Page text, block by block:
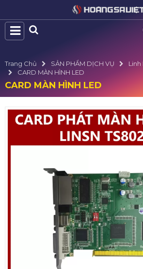
Trang Chủ SẢN PHẨM DỊCH VỤ
Linh
CARD MÀN HÌNH LED
CARD MÀN HÌNH LED